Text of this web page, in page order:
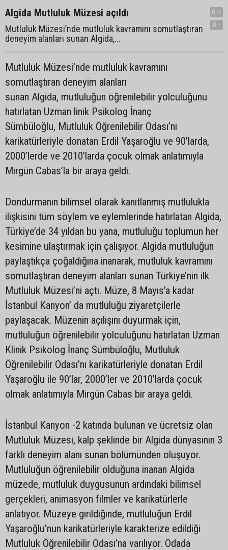
Algida Mutluluk Müzesi açıldı
Mutluluk Müzesi’nde mutluluk kavramını somutlaştıran
deneyim alanları sunan Algida,...
A+
A-
Mutluluk Müzesi’nde mutluluk kavramını
somutlaştıran deneyim alanları
sunan Algida, mutluluğun öğrenilebilir yolculuğunu
hatırlatan Uzman linik Psikolog İnanç
Sümbüloğlu, Mutluluk Öğrenilebilir Odası’nı
karikatürleriyle donatan Erdil Yaşaroğlu ve 90’larda,
2000’lerde ve 2010’larda çocuk olmak anlatımıyla
Mirgün Cabas’la bir araya geldi.
Dondurmanın bilimsel olarak kanıtlanmış mutlulukla
ilişkisini tüm söylem ve eylemlerinde hatırlatan Algida,
Türkiye’de 34 yıldan bu yana, mutluluğu toplumun her
kesimine ulaştırmak için çalışıyor. Algida mutluluğun
paylaştıkça çoğaldığına inanarak, mutluluk kavramını
somutlaştıran deneyim alanları sunan Türkiye’nin ilk
Mutluluk Müzesi’ni açtı. Müze, 8 Mayıs’a kadar
İstanbul Kanyon’ da mutluluğu ziyaretçilerle
paylaşacak. Müzenin açılışını duyurmak için,
mutluluğun öğrenilebilir yolculuğunu hatırlatan Uzman
Klinik Psikolog İnanç Sümbüloğlu, Mutluluk
Öğrenilebilir Odası’nı karikatürleriyle donatan Erdil
Yaşaroğlu ile 90’lar, 2000’ler ve 2010’larda çocuk
olmak anlatımıyla Mirgün Cabas bir araya geldi.
İstanbul Kanyon -2 katında bulunan ve ücretsiz olan
Mutluluk Müzesi, kalp şeklinde bir Algida dünyasının 3
farklı deneyim alanı sunan bölümünden oluşuyor.
Mutluluğun öğrenilebilir olduğuna inanan Algida
müzede, mutluluk duygusunun ardındaki bilimsel
gerçekleri, animasyon filmler ve karikatürlerle
anlatıyor. Müzeye girildiğinde, mutluluğun Erdil
Yaşaroğlu’nun karikatürleriyle karakterize edildiği
Mutluluk Öğrenilebilir Odası’na varılıyor. Odada